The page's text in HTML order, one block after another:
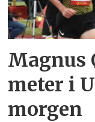
Magnus
meter i
morgen